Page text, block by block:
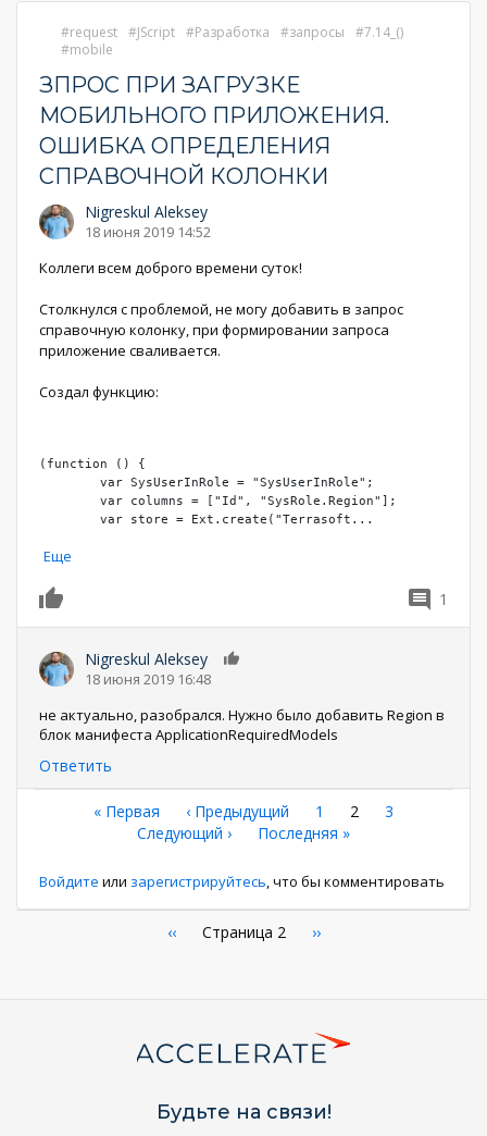
request JScript Разработка запросы
7.14_()
mobile
ЗПРОС ПРИ ЗАГРУЗКЕ
МОБИЛЬНОГО ПРИЛОЖЕНИЯ.
ОШИБКА ОПРЕДЕЛЕНИЯ
СПРАВОЧНОЙ КОЛОНКИ
Nigreskul Aleksey
18 июня 2019 14:52
Коллеги всем доброго времени суток!
Столкнулся с проблемой, не могу добавить в запрос
справочную колонку, при формировании запроса
приложение сваливается.
Создал функцию:
(function () {
	var store = Ext.create("Terrasoft
...
Еще
1
Nigreskul Aleksey
18 июня 2019 16:48
не актуально, разобрался. Нужно было добавить Region в
блок манифеста ApplicationRequiredModels
Ответить
Нумерация
страниц
Первая
страница
« Первая ←
‹ Предыдущий Страница
1
Текущая
2 Страница
3
Следующая
Следующий ›
Последняя
Последняя »
Войдите или зарегистрируйтесь, что бы комментировать
Нумерация
←
‹‹ Страница 2
Следующая
››
Будьте на связи!